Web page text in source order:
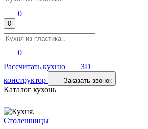
0
0
0
Рассчитать кухню
3D
конструктор
Заказать звонок
Каталог кухонь
Столешницы